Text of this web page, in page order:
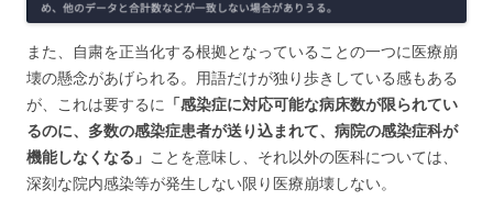
また、自粛を正当化する根拠となっていることの一つに医療崩
壊の懸念があげられる。用語だけが独り歩きしている感もある
が、これは要するに 「感染症に対応可能な病床数が限られてい
るのに、多数の感染症患者が送り込まれて、病院の感染症科が
機能しなくなる」 ことを意味し、それ以外の医科については、
深刻な院内感染等が発生しない限り医療崩壊しない。